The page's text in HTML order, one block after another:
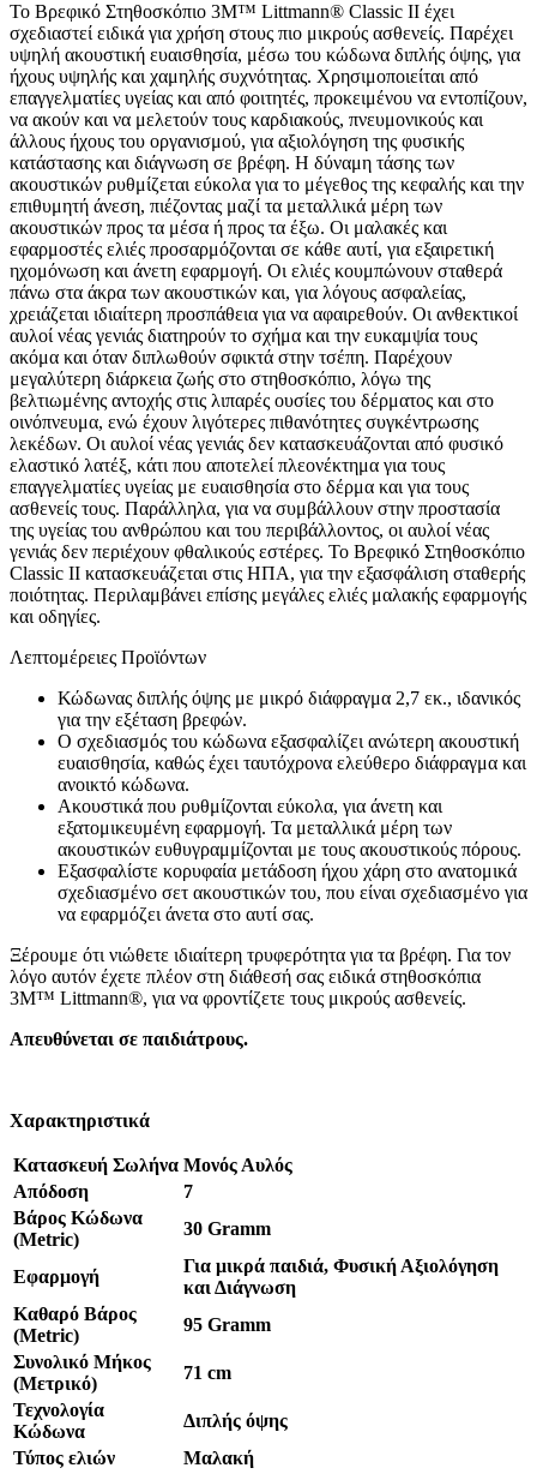
Το Βρεφικό Στηθοσκόπιο 3M™ Littmann® Classic II έχει
σχεδιαστεί ειδικά για χρήση στους πιο μικρούς ασθενείς. Παρέχει
υψηλή ακουστική ευαισθησία, μέσω του κώδωνα διπλής όψης, για
ήχους υψηλής και χαμηλής συχνότητας. Χρησιμοποιείται από
επαγγελματίες υγείας και από φοιτητές, προκειμένου να εντοπίζουν,
να ακούν και να μελετούν τους καρδιακούς, πνευμονικούς και
άλλους ήχους του οργανισμού, για αξιολόγηση της φυσικής
κατάστασης και διάγνωση σε βρέφη. Η δύναμη τάσης των
ακουστικών ρυθμίζεται εύκολα για το μέγεθος της κεφαλής και την
επιθυμητή άνεση, πιέζοντας μαζί τα μεταλλικά μέρη των
ακουστικών προς τα μέσα ή προς τα έξω. Οι μαλακές και
εφαρμοστές ελιές προσαρμόζονται σε κάθε αυτί, για εξαιρετική
ηχομόνωση και άνετη εφαρμογή. Οι ελιές κουμπώνουν σταθερά
πάνω στα άκρα των ακουστικών και, για λόγους ασφαλείας,
χρειάζεται ιδιαίτερη προσπάθεια για να αφαιρεθούν. Οι ανθεκτικοί
αυλοί νέας γενιάς διατηρούν το σχήμα και την ευκαμψία τους
ακόμα και όταν διπλωθούν σφικτά στην τσέπη. Παρέχουν
μεγαλύτερη διάρκεια ζωής στο στηθοσκόπιο, λόγω της
βελτιωμένης αντοχής στις λιπαρές ουσίες του δέρματος και στο
οινόπνευμα, ενώ έχουν λιγότερες πιθανότητες συγκέντρωσης
λεκέδων. Οι αυλοί νέας γενιάς δεν κατασκευάζονται από φυσικό
ελαστικό λατέξ, κάτι που αποτελεί πλεονέκτημα για τους
επαγγελματίες υγείας με ευαισθησία στο δέρμα και για τους
ασθενείς τους. Παράλληλα, για να συμβάλλουν στην προστασία
της υγείας του ανθρώπου και του περιβάλλοντος, οι αυλοί νέας
γενιάς δεν περιέχουν φθαλικούς εστέρες. Το Βρεφικό Στηθοσκόπιο
Classic II κατασκευάζεται στις ΗΠΑ, για την εξασφάλιση σταθερής
ποιότητας. Περιλαμβάνει επίσης μεγάλες ελιές μαλακής εφαρμογής
και οδηγίες.
Λεπτομέρειες Προϊόντων
Κώδωνας διπλής όψης με μικρό διάφραγμα 2,7 εκ., ιδανικός
για την εξέταση βρεφών.
Ο σχεδιασμός του κώδωνα εξασφαλίζει ανώτερη ακουστική
ευαισθησία, καθώς έχει ταυτόχρονα ελεύθερο διάφραγμα και
ανοικτό κώδωνα.
Ακουστικά που ρυθμίζονται εύκολα, για άνετη και
εξατομικευμένη εφαρμογή. Τα μεταλλικά μέρη των
ακουστικών ευθυγραμμίζονται με τους ακουστικούς πόρους.
Εξασφαλίστε κορυφαία μετάδοση ήχου χάρη στο ανατομικά
σχεδιασμένο σετ ακουστικών του, που είναι σχεδιασμένο για
να εφαρμόζει άνετα στο αυτί σας.
Ξέρουμε ότι νιώθετε ιδιαίτερη τρυφερότητα για τα βρέφη. Για τον
λόγο αυτόν έχετε πλέον στη διάθεσή σας ειδικά στηθοσκόπια
3M™ Littmann®, για να φροντίζετε τους μικρούς ασθενείς.
Απευθύνεται σε παιδιάτρους.
Χαρακτηριστικά
Kατασκευή Σωλήνα Μονός Αυλός
Απόδοση
7
Βάρος Kώδωνα
(Metric)
30 Gramm
Εφαρμογή
Για μικρά παιδιά, Φυσική Αξιολόγηση
και Διάγνωση
Καθαρό Βάρος
(Metric)
95 Gramm
Συνολικό Μήκος
(Μετρικό)
71 cm
Τεχνολογία
Κώδωνα
Διπλής όψης
Τύπος ελιών
Μαλακή